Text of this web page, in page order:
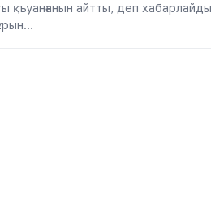
қъуанғанын айтты, деп